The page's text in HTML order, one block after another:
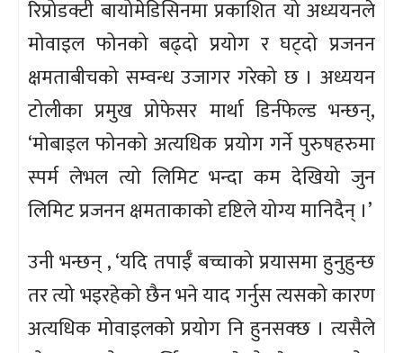
रिप्रोडक्टी बायोमेडिसिनमा प्रकाशित यो अध्ययनले
मोवाइल फोनको बढ्दो प्रयोग र घट्दो प्रजनन
क्षमताबीचको सम्वन्ध उजागर गरेको छ । अध्ययन
टोलीका प्रमुख प्रोफेसर मार्था डिर्नफेल्ड भन्छन्,
‘मोबाइल फोनको अत्यधिक प्रयोग गर्ने पुरुषहरुमा
स्पर्म लेभल त्यो लिमिट भन्दा कम देखियो जुन
लिमिट प्रजनन क्षमताकाको दृष्टिले योग्य मानिदैन् ।’
उनी भन्छन् , ‘यदि तपाईँ बच्चाको प्रयासमा हुनुहुन्छ
तर त्यो भइरहेको छैन भने याद गर्नुस त्यसको कारण
अत्यधिक मोवाइलको प्रयोग नि हुनसक्छ । त्यसैले